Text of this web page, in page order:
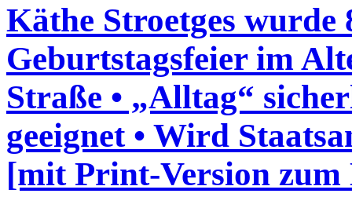
Käthe Stroetges wurde
Geburtstagsfeier im
Straße • „Alltag“
geeignet • Wird
[mit Print-Version zum